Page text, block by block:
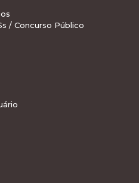
/ Concurso Público